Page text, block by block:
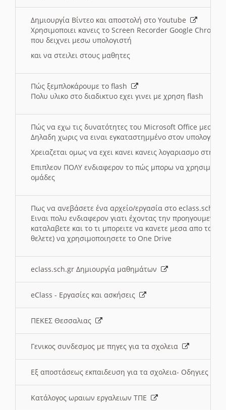
Δημιουργία Βίντεο και αποστολή στο Youtube
Χρησιμοποιει κανεις το Screen Recorder Google Chrome
που δειχνει μεσω υπολογιστή
και να στειλει στους μαθητες
Πώς ξεμπλοκάρουμε το flash
Πολυ υλικο στο διαδικτυο εχει γινει με χρηση flash
Πώς να εχω τις δυνατότητες του Microsoft Office μεσω
Δηλαδη χωρις να ειναι εγκαταστημμένο στον
Χρειαζεται ομως να εχει κανει κανεις λογαριασμο στη
Επιπλεον ΠΟΛΥ ενδιαφερον το πώς μπορω να
ομάδες
Πως να ανεβάσετε ένα αρχείο/εργασία στο eclass.sch.gr
Ειναι πολυ ενδιαφερον γιατι έχοντας την
καταλαβετε και το τι μπορειτε να κανετε μεσα απο το
θελετε) να χρησιμοποιησετε το One Drive
eclass.sch.gr Δημιουργία μαθημάτων
eClass - Εργασίες και ασκήσεις
ΠΕΚΕΣ Θεσσαλιας
Γενικος συνδεσμος με πηγες για τα σχολεια
Εξ αποστάσεως εκπαιδευση για τα σχολεια- Οδηγιες
Κατάλογος ωραιων εργαλειων ΤΠΕ